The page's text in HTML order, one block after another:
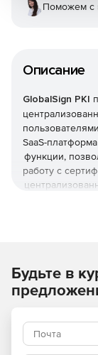
Описание
GlobalSign PKI
SaaS-
функции,
работу с
Управление
расходами
Поможем с
Будьте в